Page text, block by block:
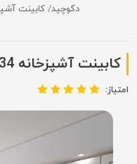
دکوچید کابینت
کابینت آشپزخانه D.3034
امتیاز: